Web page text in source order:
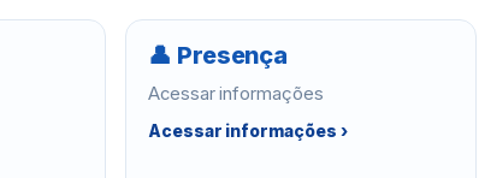
👤 Presença
Acessar informações
Acessar informações ›